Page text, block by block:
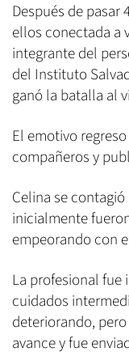
Después de pasar
ellos conectada a
integrante del
del Instituto
ganó la batalla al
El emotivo
compañeros y
Celina se
inicialmente
empeorando con
La profesional fue
cuidados
deteriorando,
avance y fue